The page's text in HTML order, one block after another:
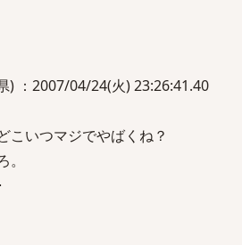
) ：2007/04/24(火) 23:26:41.40
こいつマジでやばくね？